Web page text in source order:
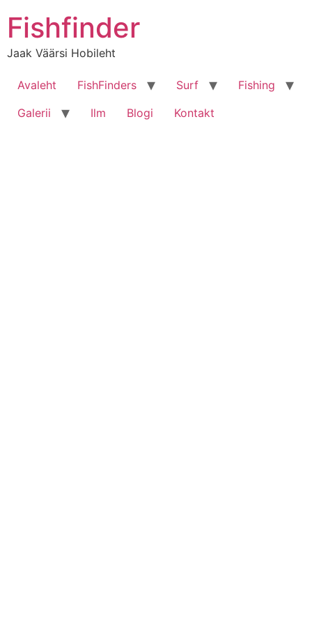
sisu
juurde
Fishfinder
Jaak Väärsi Hobileht
Avaleht FishFinders Surf
Fishing
Galerii
Ilm Blogi Kontakt